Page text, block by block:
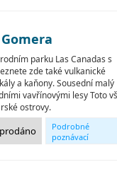
parku Las Canadas s
zde také vulkanické
a kaňony. Sousední malý
vavřínovými lesy Toto
ostrovy.
Podrobné
poznávací